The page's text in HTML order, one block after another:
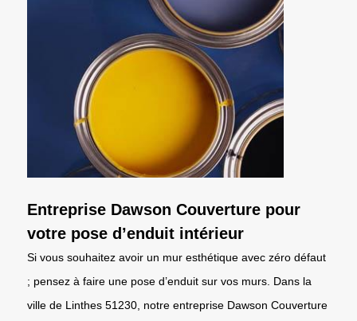
Entreprise Dawson Couverture pour
votre pose d’enduit intérieur
Si vous souhaitez avoir un mur esthétique avec zéro défaut
; pensez à faire une pose d’enduit sur vos murs. Dans la
ville de Linthes 51230, notre entreprise Dawson Couverture